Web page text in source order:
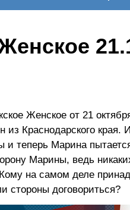
Женское от 21
из Краснодарского края.
теперь Марина
Марины, ведь
на самом деле
стороны договориться?